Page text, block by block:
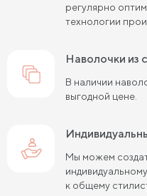
регулярно
технологии
наволочки
В наличии
выгодной цене.
Мы можем
к общему